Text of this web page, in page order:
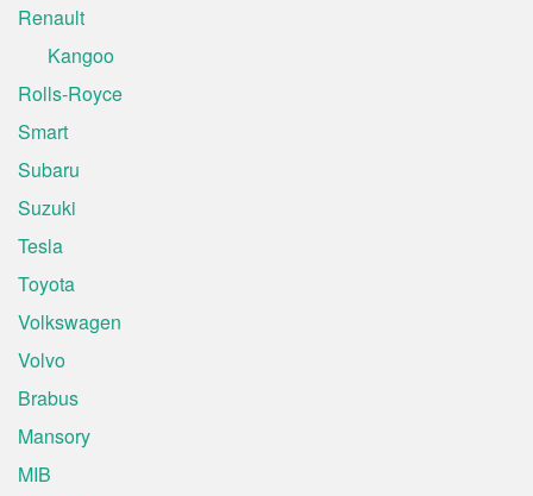
Renault
Kangoo
Rolls-Royce
Smart
Subaru
Suzuki
Tesla
Toyota
Volkswagen
Volvo
Brabus
Mansory
MIB